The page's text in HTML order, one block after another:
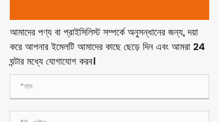
আমাদের পণ্য বা প্রাইসিলিস্ট সম্পর্কে অনুসন্ধানের জন্য, দয়া
করে আপনার ইমেলটি আমাদের কাছে ছেড়ে দিন এবং আমরা 24
ঘন্টার মধ্যে যোগাযোগ করব।